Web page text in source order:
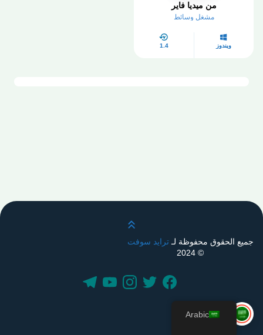
من ميديا فاير
مشغل وسائط
ويندوز 1.4
قم بالتمرير لأعلى
جميع الحقوق محفوظة لـترايد سوفت
© 2024
Arabic